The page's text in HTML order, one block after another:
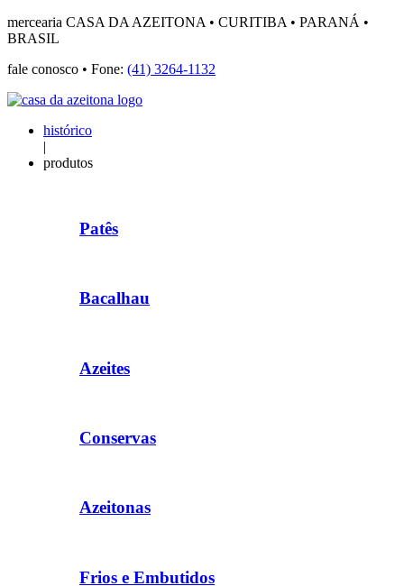
mercearia CASA DA AZEITONA • CURITIBA • PARANÁ •
BRASIL
fale conosco • Fone: (41) 3264-1132
histórico
|
produtos
Patês
Bacalhau
Azeites
Conservas
Azeitonas
Frios e Embutidos